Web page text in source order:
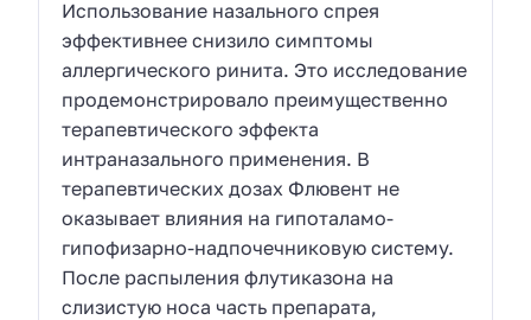
Использование назального спрея
эффективнее снизило симптомы
аллергического ринита. Это исследование
продемонстрировало преимущественно
терапевтического эффекта
интраназального применения. В
терапевтических дозах Флювент не
оказывает влияния на гипоталамо-
гипофизарно-надпочечниковую систему.
После распыления флутиказона на
слизистую носа часть препарата,